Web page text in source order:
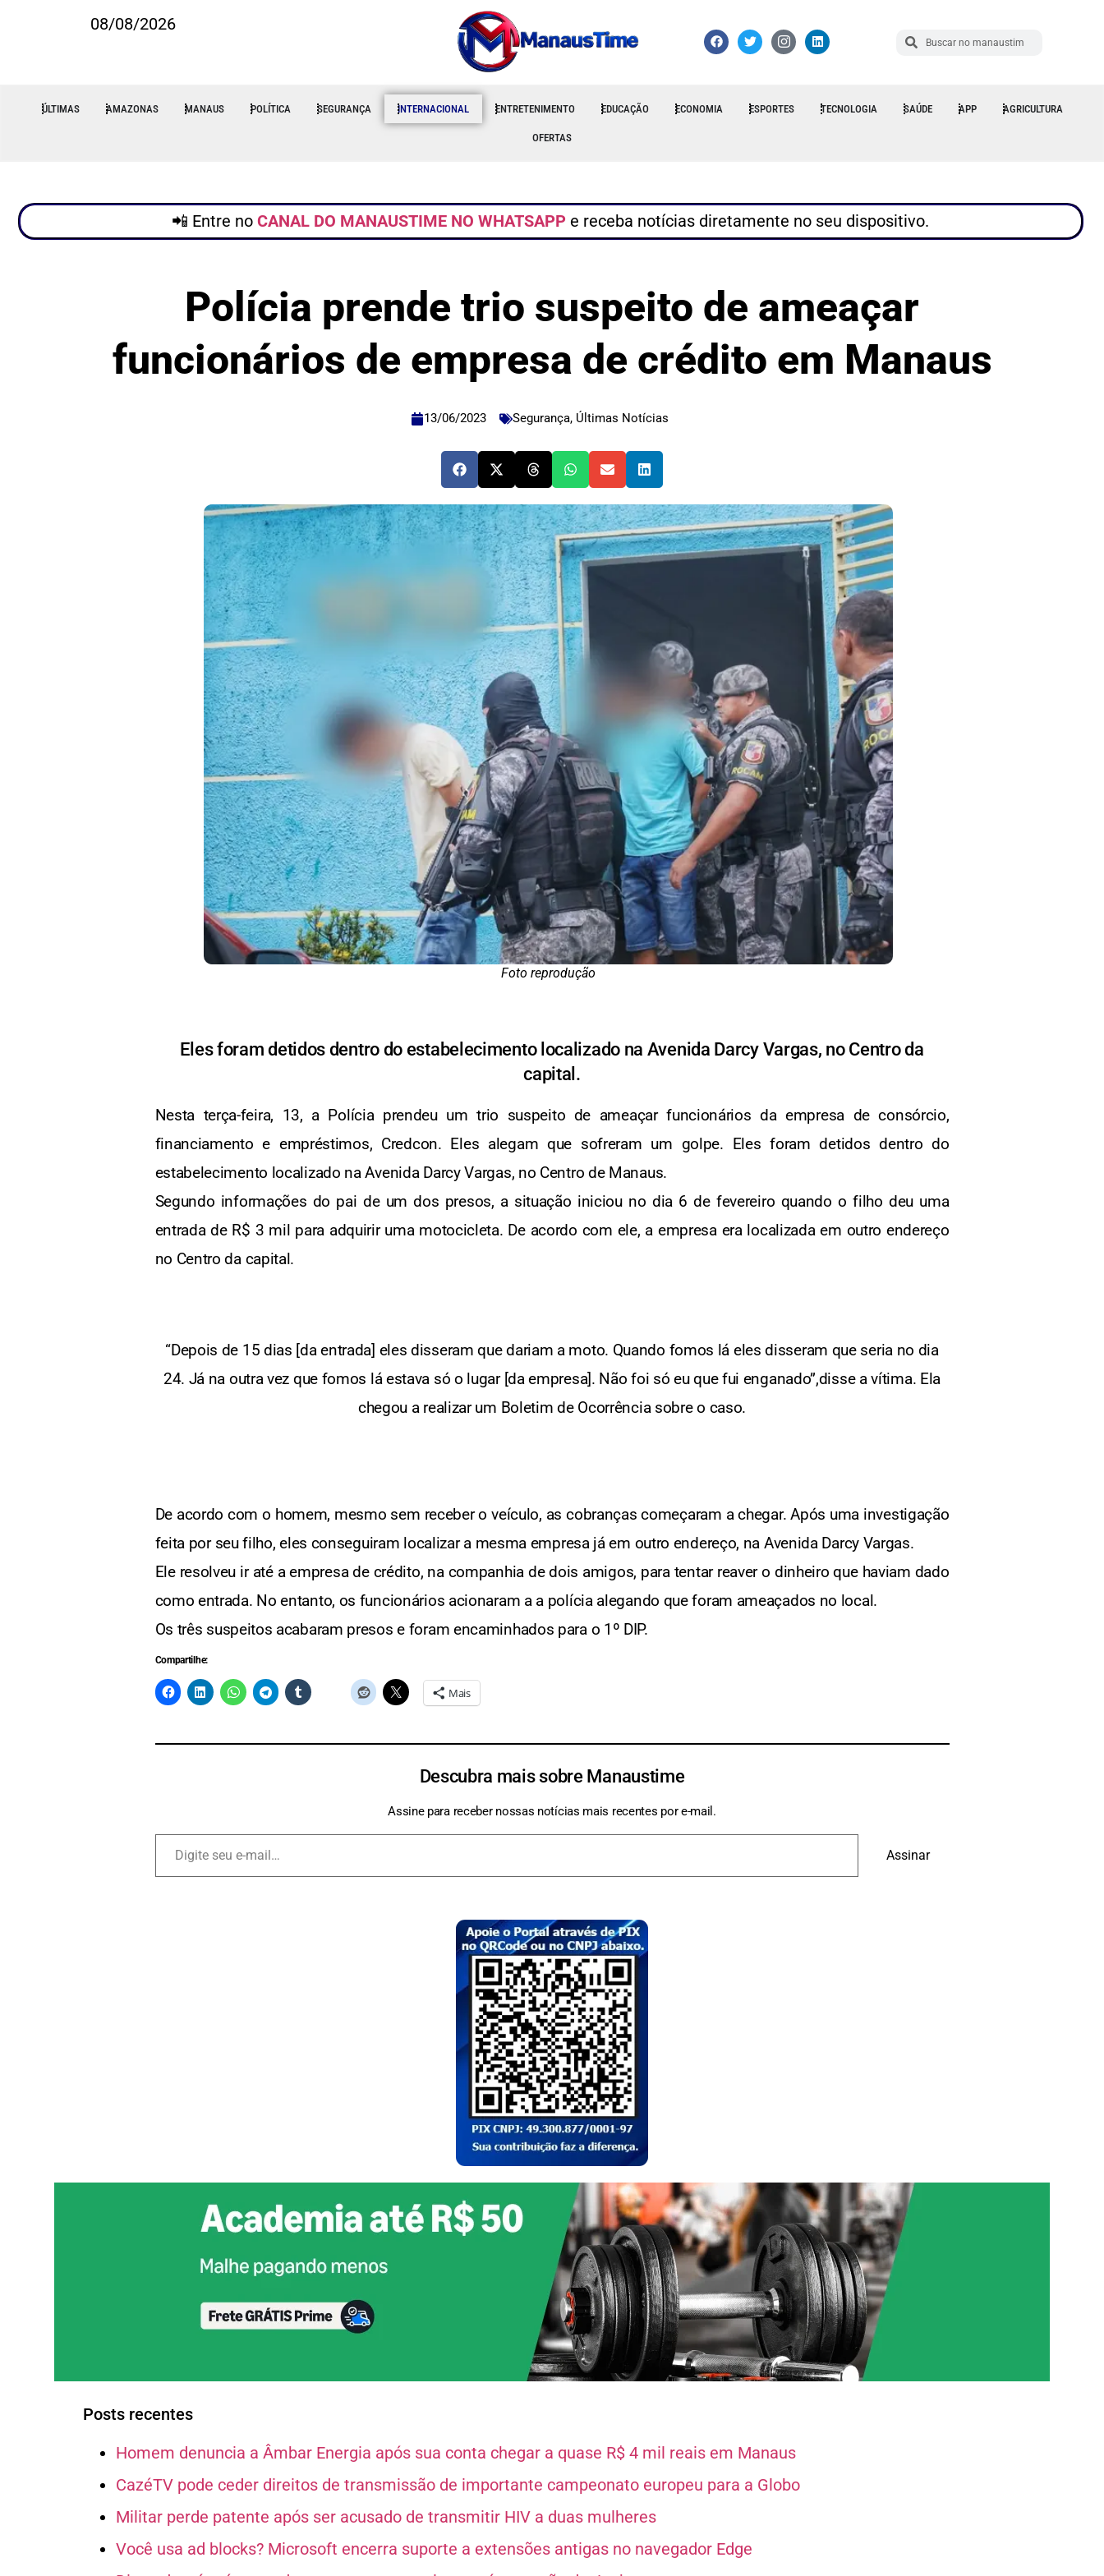
08/08/2026
ÚLTIMAS AMAZONAS MANAUS POLÍTICA SEGURANÇA INTERNACIONAL ENTRETENIMENTO EDUCAÇÃO ECONOMIA ESPORTES TECNOLOGIA SAÚDE APP AGRICULTURA
OFERTAS
📲 Entre no CANAL DO MANAUSTIME NO WHATSAPP e receba notícias diretamente no seu dispositivo.
Polícia prende trio suspeito de ameaçar
funcionários de empresa de crédito em Manaus
13/06/2023 Segurança, Últimas Notícias
Foto reprodução
Eles foram detidos dentro do estabelecimento localizado na Avenida Darcy Vargas, no Centro da
capital.
Nesta terça-feira, 13, a Polícia prendeu um trio suspeito de ameaçar funcionários da empresa de consórcio,
financiamento e empréstimos, Credcon. Eles alegam que sofreram um golpe. Eles foram detidos dentro do
estabelecimento localizado na Avenida Darcy Vargas, no Centro de Manaus.
Segundo informações do pai de um dos presos, a situação iniciou no dia 6 de fevereiro quando o filho deu uma
entrada de R$ 3 mil para adquirir uma motocicleta. De acordo com ele, a empresa era localizada em outro endereço
no Centro da capital.
“Depois de 15 dias [da entrada] eles disseram que dariam a moto. Quando fomos lá eles disseram que seria no dia
24. Já na outra vez que fomos lá estava só o lugar [da empresa]. Não foi só eu que fui enganado”,disse a vítima. Ela
chegou a realizar um Boletim de Ocorrência sobre o caso.
De acordo com o homem, mesmo sem receber o veículo, as cobranças começaram a chegar. Após uma investigação
feita por seu filho, eles conseguiram localizar a mesma empresa já em outro endereço, na Avenida Darcy Vargas.
Ele resolveu ir até a empresa de crédito, na companhia de dois amigos, para tentar reaver o dinheiro que haviam dado
como entrada. No entanto, os funcionários acionaram a a polícia alegando que foram ameaçados no local.
Os três suspeitos acabaram presos e foram encaminhados para o 1º DIP.
Compartilhe:
Mais
Descubra mais sobre Manaustime
Assine para receber nossas notícias mais recentes por e-mail.
Assinar
Posts recentes
Homem denuncia a Âmbar Energia após sua conta chegar a quase R$ 4 mil reais em Manaus
CazéTV pode ceder direitos de transmissão de importante campeonato europeu para a Globo
Militar perde patente após ser acusado de transmitir HIV a duas mulheres
Você usa ad blocks? Microsoft encerra suporte a extensões antigas no navegador Edge